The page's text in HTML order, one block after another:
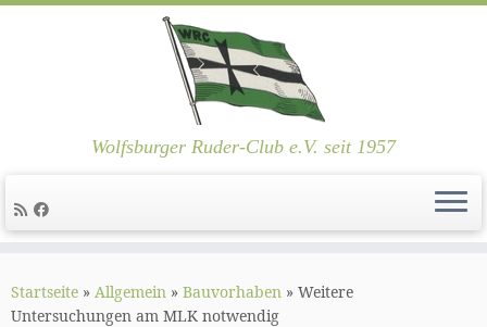
Inhalt
springen
Wolfsburger Ruder-Club e.V. seit 1957
Startseite » Allgemein » Bauvorhaben » Weitere
Untersuchungen am MLK notwendig